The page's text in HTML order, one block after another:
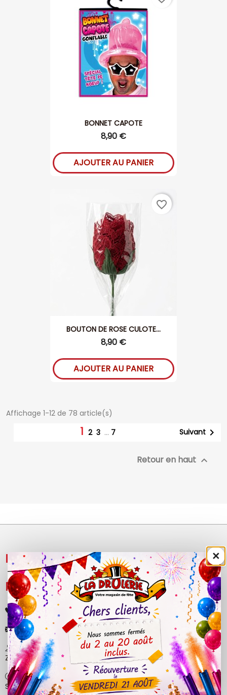
BONNET CAPOTE
8,90 €
AJOUTER AU PANIER
BOUTON DE ROSE CULOTE...
8,90 €
AJOUTER AU PANIER
favorite_border
Affichage 1-12 de 78 article(s)
1 2 3 … 7 Suivant 
Retour en haut 
NOS PRODUITS 
LÉGAL 
+33 (0)4 50 40 81 00
contact@ladrolerie.fr
38 Rue de la Maladière
Z.A de la maladiere 01210 Ornex
Ma-Ve : 9h30 - 12h30 | 14h30 - 19h00
Sa : 9h30 - 12h30 | 14h00 - 18h30
×